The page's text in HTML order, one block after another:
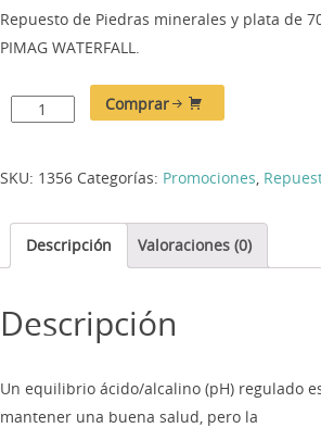
Repuesto de Piedras minerales y plata de
PIMAG WATERFALL.
Comprar
SKU: 1356 Categorías: Promociones,
Descripción Valoraciones (0)
Descripción
Un equilibrio ácido/alcalino (pH) regulado
mantener una buena salud, pero la